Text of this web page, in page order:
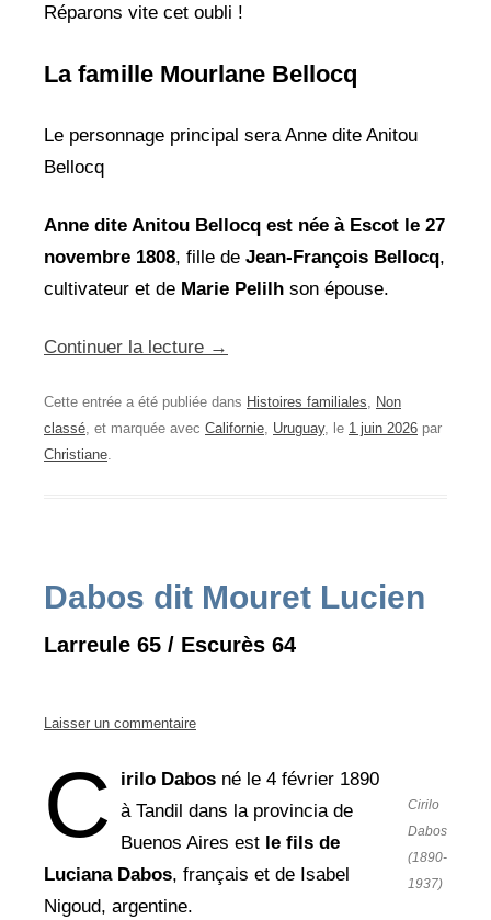
Réparons vite cet oubli !
La famille Mourlane Bellocq
Le personnage principal sera Anne dite Anitou
Bellocq
Anne dite Anitou Bellocq est née à Escot le 27
novembre 1808, fille de Jean-François Bellocq,
cultivateur et de Marie Pelilh son épouse.
Continuer la lecture →
Cette entrée a été publiée dans Histoires familiales, Non
classé, et marquée avec Californie, Uruguay, le 1 juin 2026 par
Christiane.
Dabos dit Mouret Lucien
Larreule 65 / Escurès 64
Laisser un commentaire
Cirilo
Dabos
(1890-
1937)
C irilo Dabosné le 4 février 1890
à Tandil dans la provincia de
Buenos Aires est le fils de
Luciana Dabos, français et de Isabel
Nigoud, argentine.